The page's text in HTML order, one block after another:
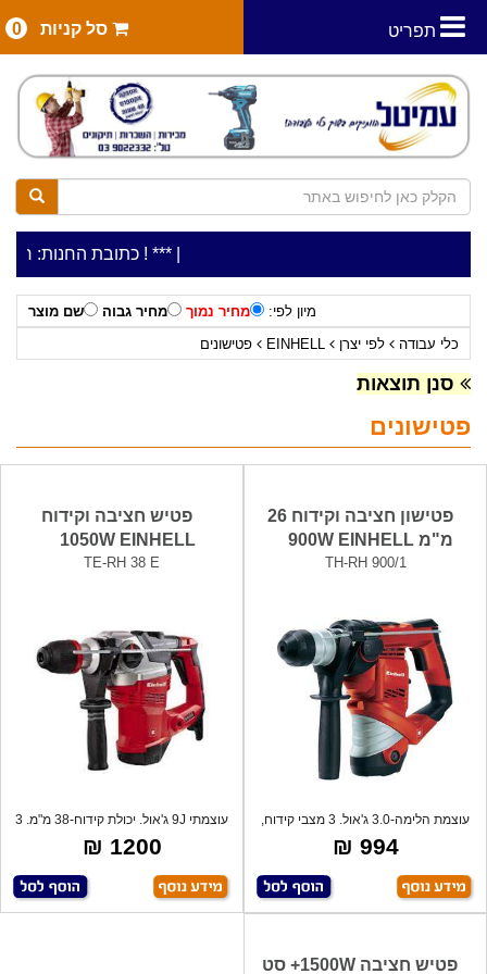
תפריט סל קניות 0
***כתובת החנות: רח' המלאכה 2, ביתן 8 (כניסה מרח' עמל ***כלי עבודה להשכרה בתעריף יומי משתלם ! ***
מיון לפי: מחיר נמוך מחיר גבוה
שם מוצר
כלי עבודה
לפי יצרן EINHELL פטישונים
סנן תוצאות
פטישונים
פטישון חציבה וקידוח 26
מ"מ 900W EINHELL
TH-RH 900/1
עוצמת הלימה-3.0 ג'אול. 3 מצבי קידוח,
במ
994 ₪
פטיש חציבה וקידוח
1050W EINHELL
TE-RH 38 E
עוצמתי 9J ג'אול. יכולת קידוח-38 מ"מ. 3
מ
1200 ₪
פטיש חציבה 1500W+ סט